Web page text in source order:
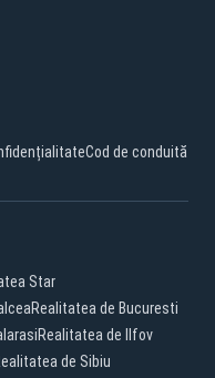
Cod de conduită
Star
Realitatea de Bucuresti
Realitatea de Ilfov
de Sibiu